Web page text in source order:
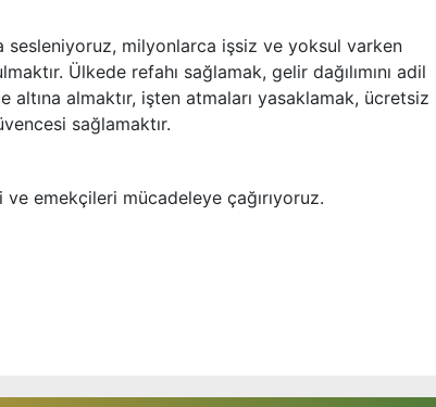
sesleniyoruz, milyonlarca işsiz ve yoksul varken
Ülkede refahı sağlamak, gelir dağılımını adil
almaktır, işten atmaları yasaklamak, ücretsiz
sağlamaktır.
ve emekçileri mücadeleye çağırıyoruz.